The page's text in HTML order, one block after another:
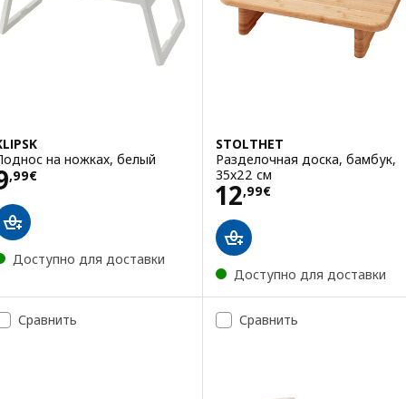
на ножках, белый
,99€ 9,99€
Доступно для доставки
STOLTHET
Разделочная доска, бамбук,
35x22 см
12,99€
Цена 12,99€
Доступно для доставки
Сравнить Сравнить